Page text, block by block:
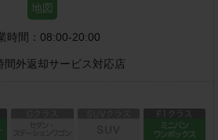
地図
時間： 08:00-20:00
間外返却サービス対応店